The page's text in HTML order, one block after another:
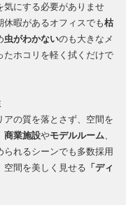
気にする必要がありませ
暇があるオフィスでも枯
虫がわかないのも大きなメ
たホコリを軽く拭くだけで
の質を落とさず、空間を
商業施設やモデルルーム
られるシーンでも多数採用
空間を美しく見せる 「ディ